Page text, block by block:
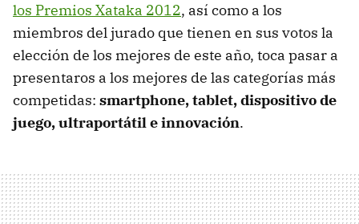
los Premios Xataka 2012, así como a los
miembros del jurado que tienen en sus votos la
elección de los mejores de este año, toca pasar a
presentaros a los mejores de las categorías más
competidas: smartphone, tablet, dispositivo de
juego, ultraportátil e innovación.